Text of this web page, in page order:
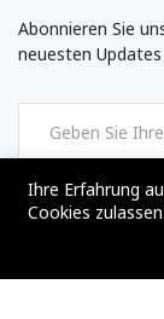
Abonnieren Sie
neuesten
Ihre Erfahrung
Cookies zulassen.